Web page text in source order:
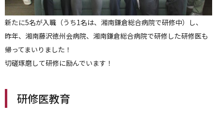
新たに5名が入職（うち1名は、湘南鎌倉総合病院で研修中）し、
昨年、湘南藤沢徳州会病院、湘南鎌倉総合病院で研修した研修医も
帰ってまいりました！
切磋琢磨して研修に励んでいます！
研修医教育